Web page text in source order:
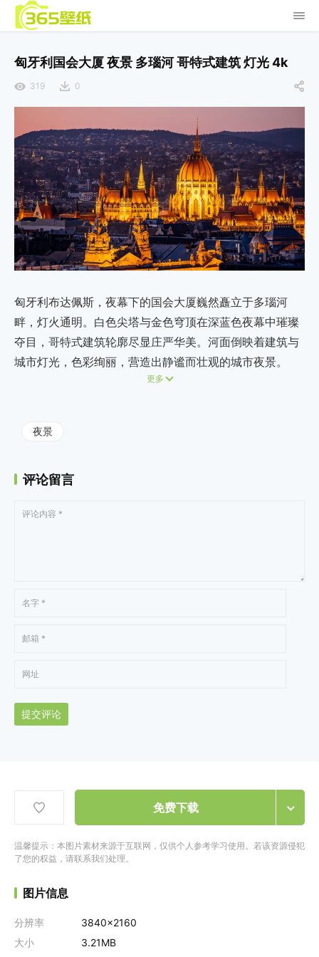
匈牙利国会大厦 夜景 多瑙河 哥特式建筑 灯光 4k
319 0
匈牙利布达佩斯，夜幕下的国会大厦巍然矗立于多瑙河
畔，灯火通明。白色尖塔与金色穹顶在深蓝色夜幕中璀璨
夺目，哥特式建筑轮廓尽显庄严华美。河面倒映着建筑与
城市灯光，色彩绚丽，营造出静谧而壮观的城市夜景。
更多
夜景
评论留言
提交评论
免费下载
温馨提示：本图片素材来源于互联网，仅供个人参考学习使用。若该资源侵犯
了您的权益，请联系我们处理。
图片信息
分辨率
3840x2160
大小
3.21MB